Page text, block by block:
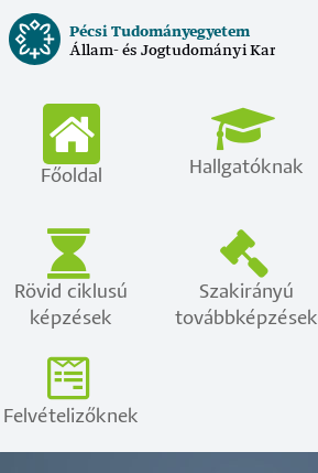
Ugrás
a
tartalomra
Pécsi Tudományegyetem
Állam- és Jogtudományi Kar
Főoldal Hallgatóknak
Rövid ciklusú
képzések
Szakirányú
továbbképzések
Felvételizőknek